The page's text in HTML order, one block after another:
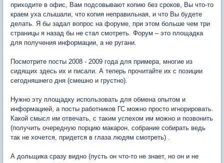
приходите в офис, Вам подсовывают копию без сроков, Вы что-то
краем уха слышали, что копия неправильная, и что Вы будете
делать. Я бы задал вопрос на форуме, при этом больше чем три
страницы я назад бы не стал смотреть. Форум – это площадка
для получения информации, а не ругани.
Посмотрите посты 2008 - 2009 года для примера, многие из
сидящих здесь их и писали. А теперь прочитайте их с позиции
сегодняшнего дня (смешно и грустно).
Нужно эту площадку использовать для обмена опытом и
информацией, а посты работников ГС можно просто игнорировать.
Какой смысл им отвечать, с таким успехом им можно и позвонить
(получить очередную порцию макарон, собрание собирать ведь
так не хочется, придется в глаза людям смотреть) .
А дольщика сразу видно (пусть он что-то не знает, но он и не